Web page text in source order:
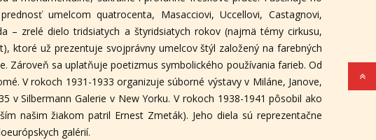
umelcom quatrocenta, Masacciovi, Uccellovi, Castagnovi,
– zrelé dielo tridsiatych a štyridsiatych rokov (najmä témy cirkusu,
ktoré už prezentuje svojprávny umelcov štýl založený na farebných
sa uplatňuje poetizmus symbolického používania farieb. Od
V rokoch 1931-1933 organizuje súborné výstavy v Miláne, Janove,
v Silbermann Galerie v New Yorku. V rokoch 1938-1941 pôsobil ako
našim žiakom patril Ernest Zmeták). Jeho diela sú reprezentačne
galérií.